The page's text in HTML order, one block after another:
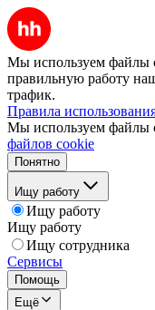
Мы используем файлы
правильную работу
трафик.
Правила
Мы используем файлы
файлов cookie
Понятно
Ищу работу
Ищу работу
Ищу работу
Ищу сотрудника
Сервисы
Помощь
Ещё